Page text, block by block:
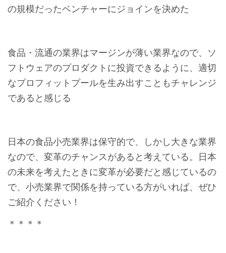
の規模だったベンチャーにジョインを決めた
食品・流通の業界はマージンが薄い業界なので、ソ
フトウェアのプロダクトに投資できるように、適切
なプロフィットプールを生み出すこともチャレンジ
であると感じる
日本の食品小売業界は保守的で、しかし大きな業界
なので、変革のチャンスがあると考えている。日本
の未来を考えたときに変革が必要だと感じているの
で、小売業界で関係を持っている方がいれば、ぜひ
ご紹介ください！
＊＊＊＊